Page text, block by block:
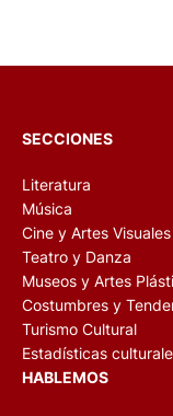
SECCIONES
Literatura
Música
Cine y Artes Visuales
Teatro y Danza
Museos y Artes
Costumbres y
Turismo Cultural
Estadísticas
HABLEMOS